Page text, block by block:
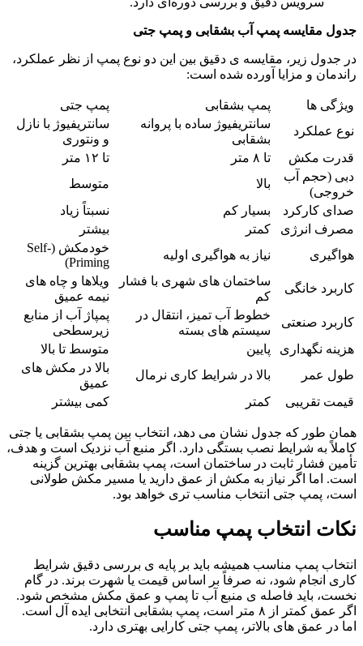
جدول مقایسه پمپ آب بشقابی و پمپ جتی
در جدول زیر، مقایسه ی دقیق بین این دو نوع پمپ از نظر عملکرد،
راندمان و مزایا آورده شده است:
ویژگی ها پمپ بشقابی
پمپ جتی
نوع عملکرد
سانتریفیوژ ساده با پروانه
بشقابی
سانتریفیوژ با نازل
و ونتوری
قدرت مکش
تا ۸ متر
تا ۱۲ متر
دبی (حجم آب
خروجی)
بالا
متوسط
صدای کارکرد
بسیار کم
نسبتاً زیاد
مصرف انرژی
کمتر
بیشتر
هواگیری
نیاز به هواگیری اولیه
خودمکش (Self-
Priming)
کاربرد خانگی
ساختمان های شهری با فشار
کم
ویلاها و چاه های
نیمه عمیق
کاربرد صنعتی
خطوط آب تمیز، انتقال در
سیستم های بسته
پمپاژ آب از منابع
زیرسطحی
هزینه نگهداری
پایین
متوسط تا بالا
طول عمر
بالا در شرایط کاری نرمال
بالا در مکش های
عمیق
قیمت تقریبی
کمتر کمی بیشتر
همان طور که جدول نشان می دهد، انتخاب بین پمپ بشقابی یا جتی
کاملاً به شرایط نصب بستگی دارد. اگر منبع آب نزدیک است و هدف،
تأمین فشار ثابت در ساختمان است، پمپ بشقابی بهترین گزینه
است. اما اگر نیاز به مکش از عمق دارید یا مسیر مکش طولانی
است، پمپ جتی انتخاب مناسب تری خواهد بود.
نکات انتخاب پمپ مناسب
انتخاب پمپ مناسب همیشه باید بر پایه ی بررسی دقیق شرایط
کاری انجام شود، نه صرفاً بر اساس قیمت یا شهرت برند. در گام
نخست، باید فاصله ی منبع آب تا پمپ و عمق مکش مشخص شود.
اگر عمق کمتر از ۸ متر است، پمپ بشقابی انتخابی ایده آل است.
اما در عمق های بالاتر، پمپ جتی کارایی بهتری دارد.